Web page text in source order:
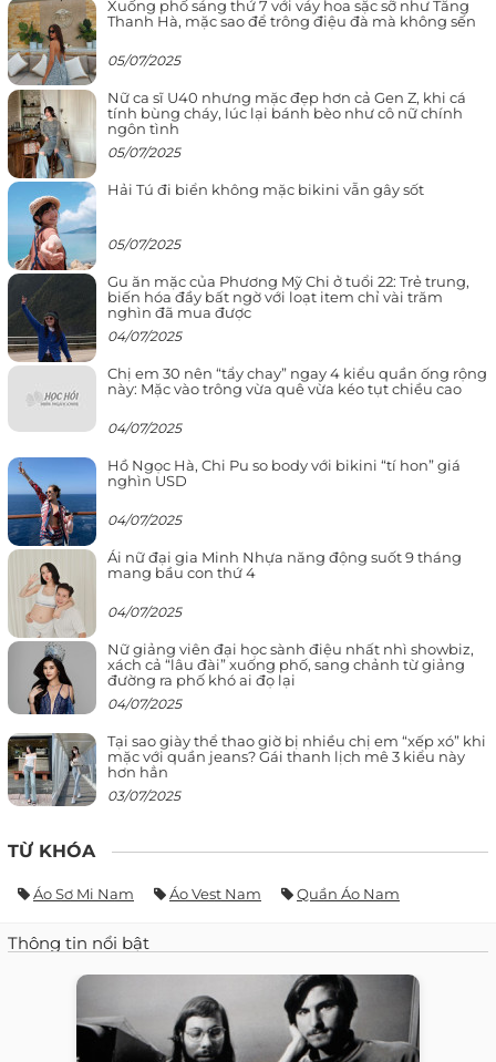
Xuống phố sáng thứ 7 với váy hoa sặc sỡ như Tăng
Thanh Hà, mặc sao để trông điệu đà mà không sến
05/07/2025
Nữ ca sĩ U40 nhưng mặc đẹp hơn cả Gen Z, khi cá
tính bùng cháy, lúc lại bánh bèo như cô nữ chính
ngôn tình
05/07/2025
Hải Tú đi biển không mặc bikini vẫn gây sốt
05/07/2025
Gu ăn mặc của Phương Mỹ Chi ở tuổi 22: Trẻ trung,
biến hóa đầy bất ngờ với loạt item chỉ vài trăm
nghìn đã mua được
04/07/2025
Chị em 30 nên “tẩy chay” ngay 4 kiểu quần ống rộng
này: Mặc vào trông vừa quê vừa kéo tụt chiều cao
04/07/2025
Hồ Ngọc Hà, Chi Pu so body với bikini “tí hon” giá
nghìn USD
04/07/2025
Ái nữ đại gia Minh Nhựa năng động suốt 9 tháng
mang bầu con thứ 4
04/07/2025
Nữ giảng viên đại học sành điệu nhất nhì showbiz,
xách cả “lâu đài” xuống phố, sang chảnh từ giảng
đường ra phố khó ai đọ lại
04/07/2025
Tại sao giày thể thao giờ bị nhiều chị em “xếp xó” khi
mặc với quần jeans? Gái thanh lịch mê 3 kiểu này
hơn hẳn
03/07/2025
TỪ KHÓA
Áo Sơ Mi Nam Áo Vest Nam Quần Áo Nam
Thông tin nổi bật